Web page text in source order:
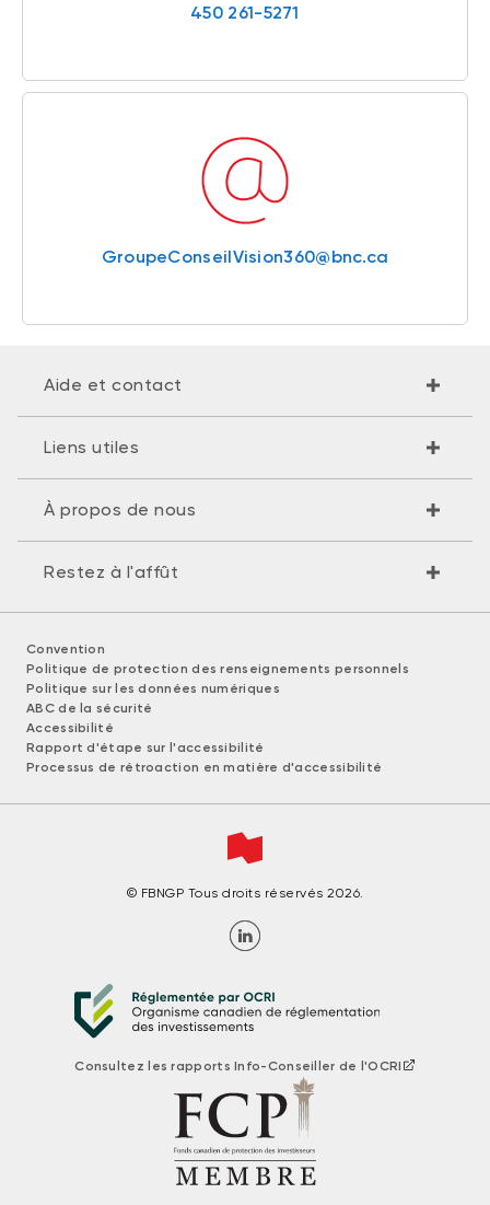
450 261-5271
GroupeConseilVision360@bnc.ca
Aide et contact
Liens utiles
À propos de nous
Restez à l'affût
Convention
Politique de protection des renseignements personnels
Politique sur les données numériques
ABC de la sécurité
Accessibilité
Rapport d'étape sur l'accessibilité
Processus de rétroaction en matière d'accessibilité
© FBNGP Tous droits réservés 2026.
Consultez les rapports Info-Conseiller de l'OCRI